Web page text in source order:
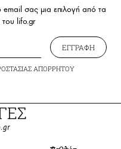
σας μια επιλογή από τα
lifo.gr
ΕΓΓΡΑΦΗ
ΑΠΟΡΡΗΤΟΥ